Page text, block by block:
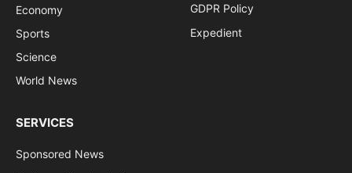
Economy
Sports
Science
World News
GDPR Policy
Expedient
SERVICES
Sponsored News